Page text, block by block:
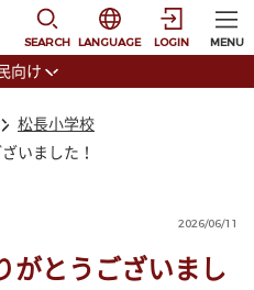
SEARCH
選択すると言語の切
LANGUAGE LOGIN MENU
向け
松長小学校
いました！
2026/06/11
とうございまし